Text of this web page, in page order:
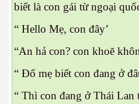
biết là con gái từ ngoại
“ Hello Mẹ, con đây’
“An hả con? con khoẽ
“ Đố mẹ biết con đang ở
“ Thì con đang ở Thái Lan